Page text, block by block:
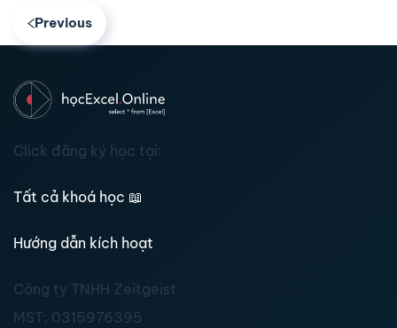
Previous
Click đăng ký học tại:
Tất cả khoá học 📖
Hướng dẫn kích hoạt
Công ty TNHH Zeitgeist
MST: 0315976395